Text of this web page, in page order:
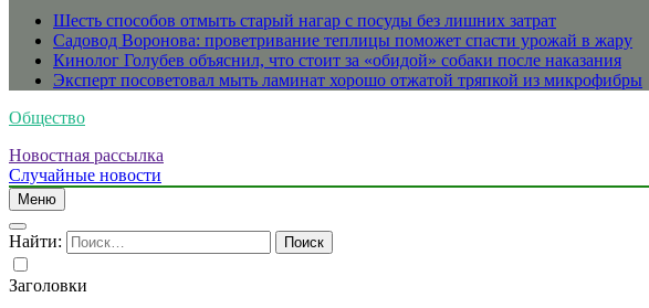
Шесть способов отмыть старый нагар с посуды без лишних затрат
Садовод Воронова: проветривание теплицы поможет спасти урожай в жару
Кинолог Голубев объяснил, что стоит за «обидой» собаки после наказания
Эксперт посоветовал мыть ламинат хорошо отжатой тряпкой из микрофибры
Общество
Новостная рассылка
Случайные новости
Меню
Найти:
Заголовки